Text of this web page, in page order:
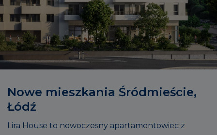
Nowe mieszkania Śródmieście,
Łódź
Lira House to nowoczesny apartamentowiec z